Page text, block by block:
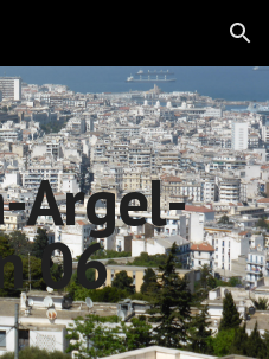
Skip to navigation
Argel-
06